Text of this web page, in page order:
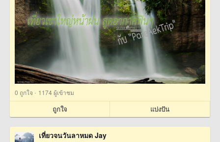
0 ถูกใจ · 1174 ผู้เข้าชม
ถูกใจ แบ่งปัน
เที่ยวจนวันลาหมด Jay